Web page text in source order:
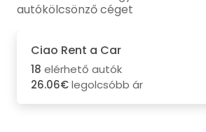
autókölcsönző céget
Ciao Rent a Car
18 elérhető autók
26.06€legolcsóbb ár